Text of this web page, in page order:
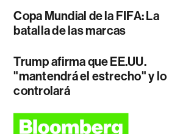
Copa Mundial de la FIFA: La
batalla de las marcas
Trump afirma que EE.UU.
"mantendrá el estrecho" y lo
controlará